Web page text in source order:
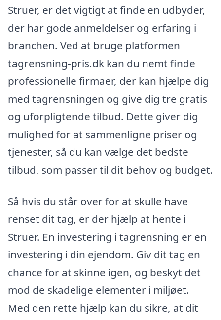
Struer, er det vigtigt at finde en udbyder,
der har gode anmeldelser og erfaring i
branchen. Ved at bruge platformen
tagrensning-pris.dk kan du nemt finde
professionelle firmaer, der kan hjælpe dig
med tagrensningen og give dig tre gratis
og uforpligtende tilbud. Dette giver dig
mulighed for at sammenligne priser og
tjenester, så du kan vælge det bedste
tilbud, som passer til dit behov og budget.
Så hvis du står over for at skulle have
renset dit tag, er der hjælp at hente i
Struer. En investering i tagrensning er en
investering i din ejendom. Giv dit tag en
chance for at skinne igen, og beskyt det
mod de skadelige elementer i miljøet.
Med den rette hjælp kan du sikre, at dit